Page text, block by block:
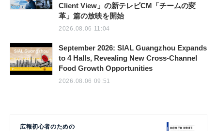
Client View」の新テレビCM「チームの変
革」篇の放映を開始
2026.08.06 11:04
September 2026: SIAL Guangzhou Expands
to 4 Halls, Revealing New Cross-Channel
Food Growth Opportunities
2026.08.06 09:51
広報初心者のための